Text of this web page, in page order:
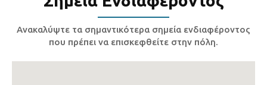
Ανακαλύψτε τα σημαντικότερα σημεία ενδιαφέροντος
που πρέπει να επισκεφθείτε στην πόλη.